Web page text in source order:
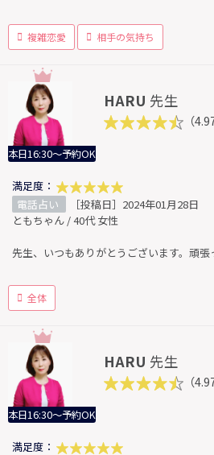
複雑恋愛 相手の気持ち
本日16:30～予約OK
HARU 先生
（4.97
満足度：
電話占い
［投稿日］2024年01月28日
ともちゃん / 40代 女性
先生、いつもありがとうございます。頑張
全体
本日16:30～予約OK
HARU 先生
（4.97
満足度：